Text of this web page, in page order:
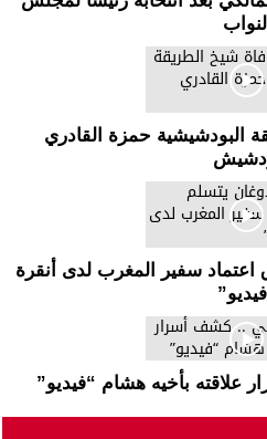
النواب
البودشيشية حمزة القادري
اعتماد سفير المغرب لدى أنقرة
علاقته بأخيه هشام “فيديو”